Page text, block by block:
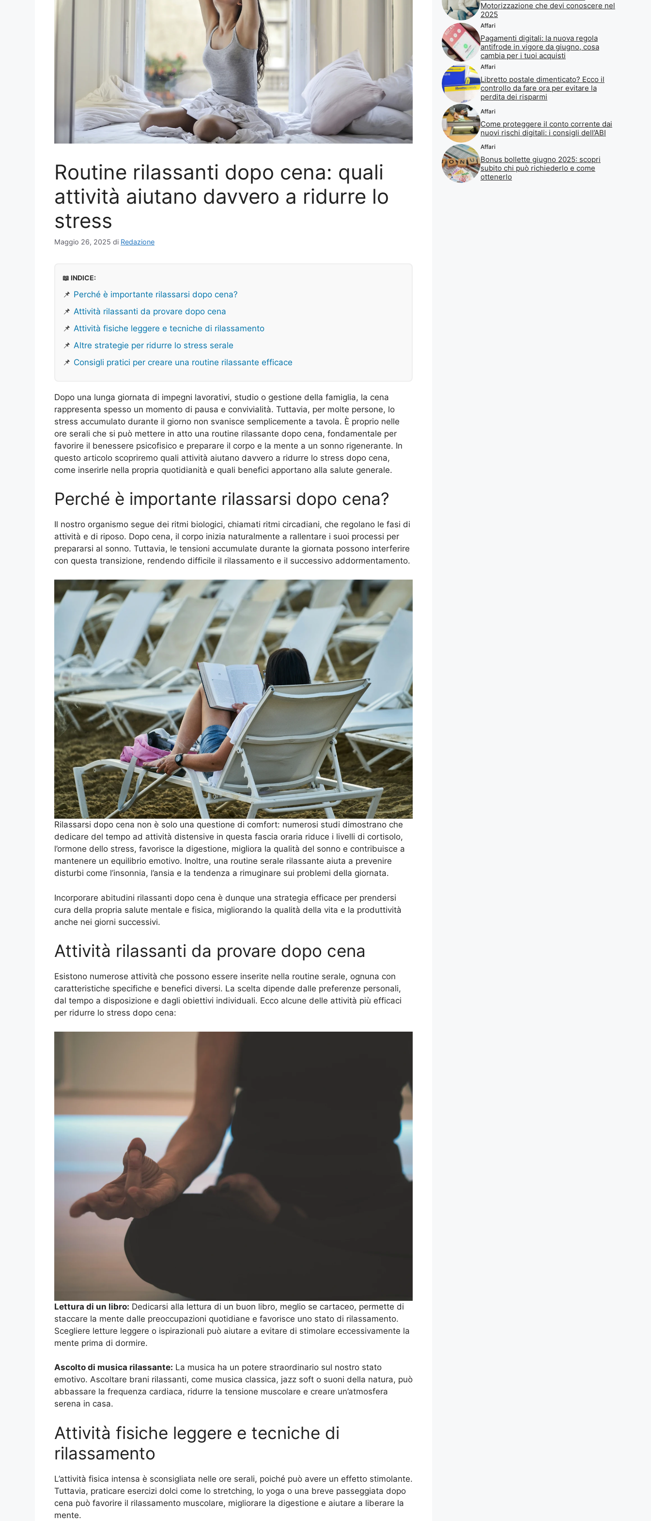
Routine rilassanti dopo cena: quali
attività aiutano davvero a ridurre lo
stress
Maggio 26, 2025 di Redazione
📖 INDICE:
📌 Perché è importante rilassarsi dopo cena?
📌 Attività rilassanti da provare dopo cena
📌 Attività fisiche leggere e tecniche di rilassamento
📌 Altre strategie per ridurre lo stress serale
📌 Consigli pratici per creare una routine rilassante efficace
Dopo una lunga giornata di impegni lavorativi, studio o gestione della famiglia, la cena
rappresenta spesso un momento di pausa e convivialità. Tuttavia, per molte persone, lo
stress accumulato durante il giorno non svanisce semplicemente a tavola. È proprio nelle
ore serali che si può mettere in atto una routine rilassante dopo cena, fondamentale per
favorire il benessere psicofisico e preparare il corpo e la mente a un sonno rigenerante. In
questo articolo scopriremo quali attività aiutano davvero a ridurre lo stress dopo cena,
come inserirle nella propria quotidianità e quali benefici apportano alla salute generale.
Perché è importante rilassarsi dopo cena?
Il nostro organismo segue dei ritmi biologici, chiamati ritmi circadiani, che regolano le fasi di
attività e di riposo. Dopo cena, il corpo inizia naturalmente a rallentare i suoi processi per
prepararsi al sonno. Tuttavia, le tensioni accumulate durante la giornata possono interferire
con questa transizione, rendendo difficile il rilassamento e il successivo addormentamento.
Rilassarsi dopo cena non è solo una questione di comfort: numerosi studi dimostrano che
dedicare del tempo ad attività distensive in questa fascia oraria riduce i livelli di cortisolo,
l’ormone dello stress, favorisce la digestione, migliora la qualità del sonno e contribuisce a
mantenere un equilibrio emotivo. Inoltre, una routine serale rilassante aiuta a prevenire
disturbi come l’insonnia, l’ansia e la tendenza a rimuginare sui problemi della giornata.
Incorporare abitudini rilassanti dopo cena è dunque una strategia efficace per prendersi
cura della propria salute mentale e fisica, migliorando la qualità della vita e la produttività
anche nei giorni successivi.
Attività rilassanti da provare dopo cena
Esistono numerose attività che possono essere inserite nella routine serale, ognuna con
caratteristiche specifiche e benefici diversi. La scelta dipende dalle preferenze personali,
dal tempo a disposizione e dagli obiettivi individuali. Ecco alcune delle attività più efficaci
per ridurre lo stress dopo cena:
Lettura di un libro: Dedicarsi alla lettura di un buon libro, meglio se cartaceo, permette di
staccare la mente dalle preoccupazioni quotidiane e favorisce uno stato di rilassamento.
Scegliere letture leggere o ispirazionali può aiutare a evitare di stimolare eccessivamente la
mente prima di dormire.
Ascolto di musica rilassante: La musica ha un potere straordinario sul nostro stato
emotivo. Ascoltare brani rilassanti, come musica classica, jazz soft o suoni della natura, può
abbassare la frequenza cardiaca, ridurre la tensione muscolare e creare un’atmosfera
serena in casa.
Attività fisiche leggere e tecniche di
rilassamento
L’attività fisica intensa è sconsigliata nelle ore serali, poiché può avere un effetto stimolante.
Tuttavia, praticare esercizi dolci come lo stretching, lo yoga o una breve passeggiata dopo
cena può favorire il rilassamento muscolare, migliorare la digestione e aiutare a liberare la
mente.
Motorizzazione che devi conoscere nel
2025
Affari
Pagamenti digitali: la nuova regola
antifrode in vigore da giugno, cosa
cambia per i tuoi acquisti
Affari
Libretto postale dimenticato? Ecco il
controllo da fare ora per evitare la
perdita dei risparmi
Affari
Come proteggere il conto corrente dai
nuovi rischi digitali: i consigli dell’ABI
Affari
Bonus bollette giugno 2025: scopri
subito chi può richiederlo e come
ottenerlo